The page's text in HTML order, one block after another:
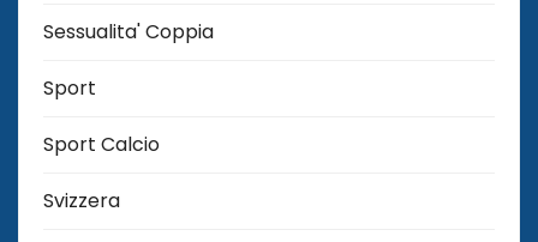
Sessualita' Coppia
Sport
Sport Calcio
Svizzera